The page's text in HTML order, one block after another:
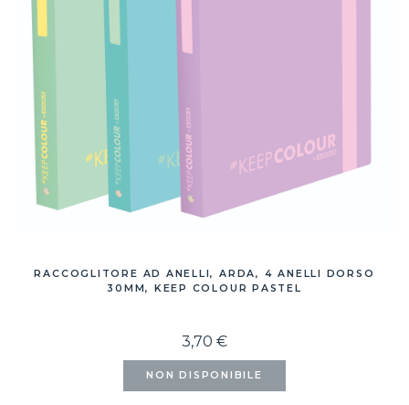
RACCOGLITORE AD ANELLI, ARDA, 4 ANELLI DORSO
30MM, KEEP COLOUR PASTEL
3,70 €
NON DISPONIBILE